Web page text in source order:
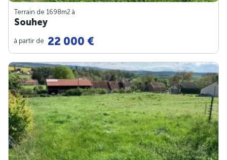
Terrain de 1698m2 à
Souhey
à partir de 22 000 €